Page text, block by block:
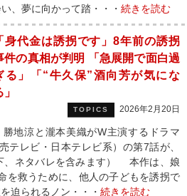
、夢に向かって踏・・・ 続きを読む
身代金は誘拐です」8年前の誘拐
件の真相が判明 「急展開で面白過
る」「“牛久保”酒向芳が気にな
TOPICS 2026年2月20日
地涼と瀧本美織がW主演するドラマ
テレビ・日本テレビ系）の第7話が、
、ネタバレを含みます） 本作は、娘
を救うために、他人の子どもを誘拐で
迫られるノン・・・ 続きを読む